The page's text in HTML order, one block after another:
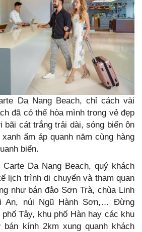
Da Nang Beach, chỉ cách vài
đã có thể hòa mình trong vẻ đẹp
bãi cát trắng trải dài, sóng biển ôn
ấm áp quanh năm cùng hàng
biển.
Da Nang Beach, quý khách
lịch trình di chuyển và tham quan
như bán đảo Sơn Trà, chùa Linh
An, núi Ngũ Hành Sơn,… Đừng
Tây, khu phố Hàn hay các khu
kính 2km xung quanh khách